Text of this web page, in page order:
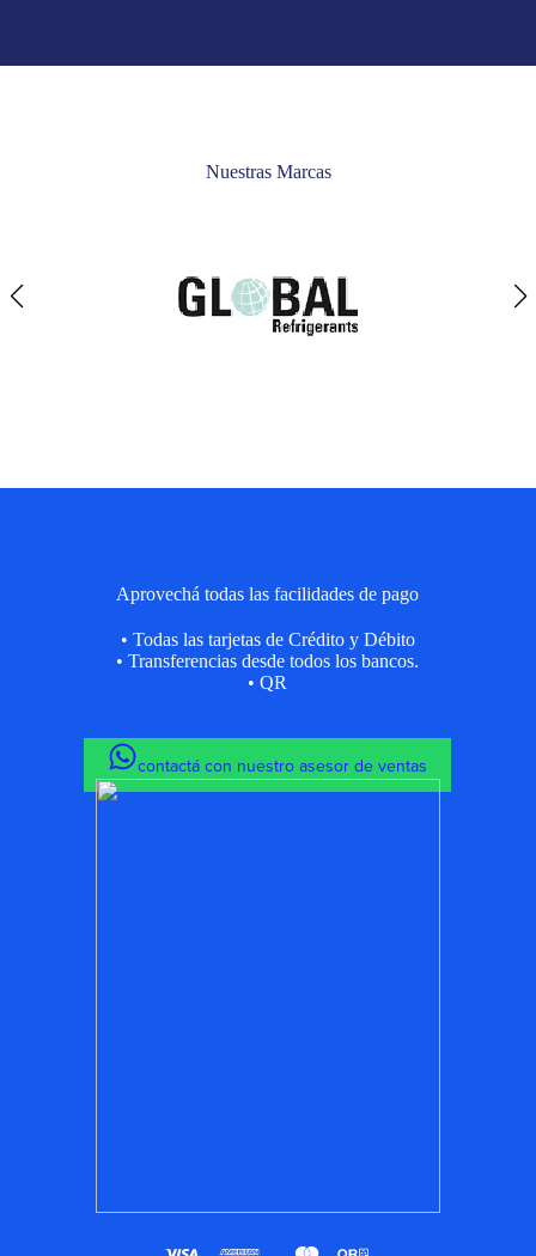
Nuestras Marcas
Aprovechá todas las facilidades de pago
• Todas las tarjetas de Crédito y Débito
• Transferencias desde todos los bancos.
• QR
contactá con nuestro asesor de ventas